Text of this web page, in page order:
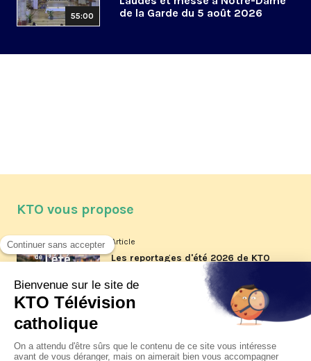
55:00
de la Garde du 5 août 2026
KTO vous propose
Article
Les reportages d'été 2026 de KTO
Article
La visite pastorale du pape Léon
jeudi 6 août